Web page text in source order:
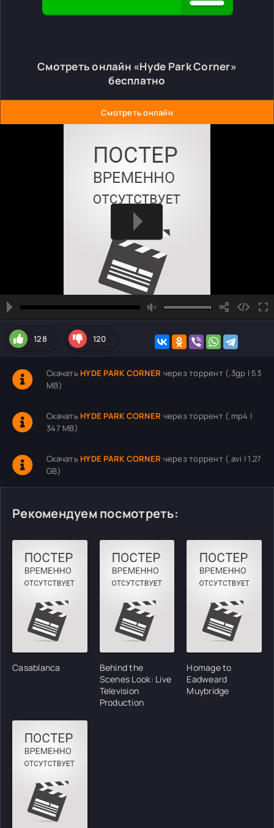
Смотреть онлайн «Hyde Park Corner»
бесплатно
Смотреть онлайн
128 120
Скачать HYDE PARK CORNER через торрент (.3gp | 53
MB)
Скачать HYDE PARK CORNER через торрент (.mp4 |
347 MB)
Скачать HYDE PARK CORNER через торрент (.avi | 1.27
GB)
Рекомендуем посмотреть:
Casablanca
Behind the
Scenes Look: Live
Television
Production
Homage to
Eadweard
Muybridge